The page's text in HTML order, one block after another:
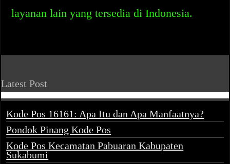
layanan lain yang tersedia di Indonesia.
Latest Post
Kode Pos 16161: Apa Itu dan Apa Manfaatnya?
Pondok Pinang Kode Pos
Kode Pos Kecamatan Pabuaran Kabupaten
Sukabumi